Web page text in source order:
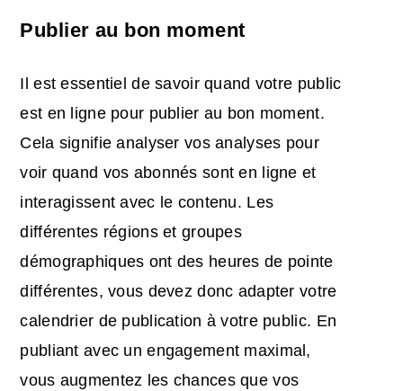
Publier au bon moment
Il est essentiel de savoir quand votre public
est en ligne pour publier au bon moment.
Cela signifie analyser vos analyses pour
voir quand vos abonnés sont en ligne et
interagissent avec le contenu. Les
différentes régions et groupes
démographiques ont des heures de pointe
différentes, vous devez donc adapter votre
calendrier de publication à votre public. En
publiant avec un engagement maximal,
vous augmentez les chances que vos